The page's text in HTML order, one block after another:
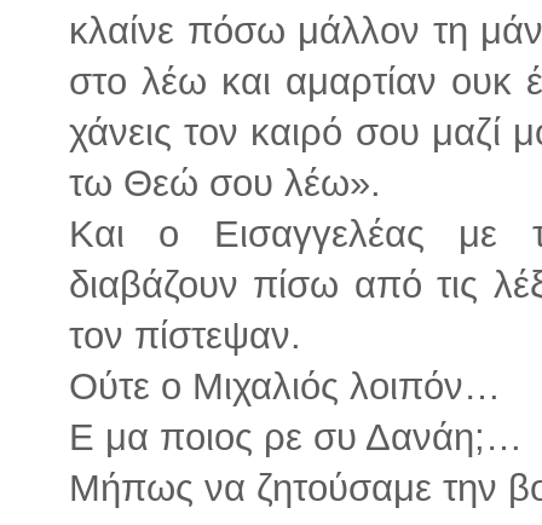
κλαίνε πόσω μάλλον τη
στο λέω και αμαρτίαν ουκ
χάνεις τον καιρό σου
τω Θεώ σου λέω».
Και ο Εισαγγελέας με
διαβάζουν πίσω από τις
τον πίστεψαν.
Ούτε ο Μιχαλιός λοιπόν…
Ε μα ποιος ρε συ Δανάη;…
Μήπως να ζητούσαμε την